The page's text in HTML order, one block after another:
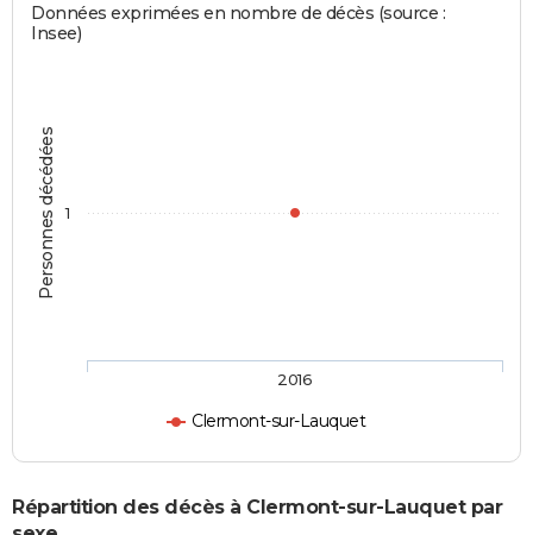
Personnes décédées
Données exprimées en nombre de décès (source :
Insee)
Clermont-sur-Lauquet
2016
1
Répartition des décès à Clermont-sur-Lauquet par